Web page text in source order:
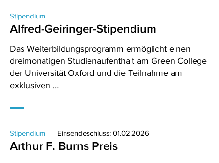
Stipendium
Alfred-Geiringer-Stipendium
Das Weiterbildungsprogramm ermöglicht einen
dreimonatigen Studienaufenthalt am Green College
der Universität Oxford und die Teilnahme am
exklusiven …
Stipendium Einsendeschluss: 01.02.2026
Arthur F. Burns Preis